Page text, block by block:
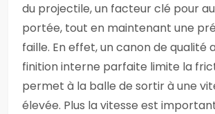
du projectile, un facteur clé pour
portée, tout en maintenant une
faille. En effet, un canon de qualité
finition interne parfaite limite la
permet à la balle de sortir à une
élevée. Plus la vitesse est